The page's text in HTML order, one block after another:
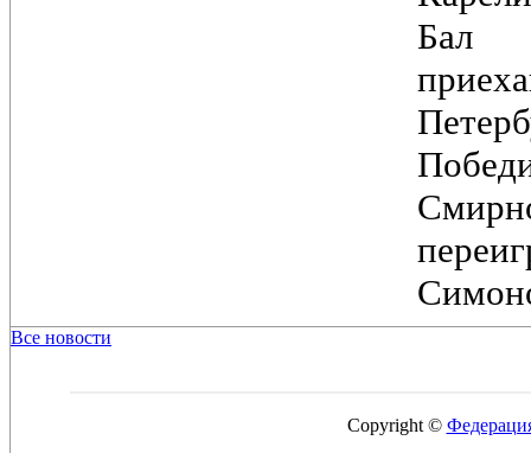
Все новости
Copyright ©